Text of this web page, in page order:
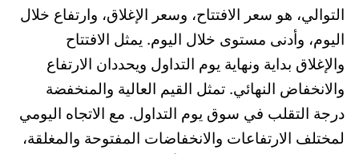
التوالي، هو سعر الافتتاح، وسعر الإغلاق، وارتفاع خلال
اليوم، وأدنى مستوى خلال اليوم. يمثل الافتتاح
والإغلاق بداية ونهاية يوم التداول ويحددان الارتفاع
والانخفاض النهائي. تمثل القيم العالية والمنخفضة
درجة التقلب في سوق يوم التداول. مع الاتجاه اليومي
لمختلف الارتفاعات والانخفاضات المفتوحة والمغلقة،